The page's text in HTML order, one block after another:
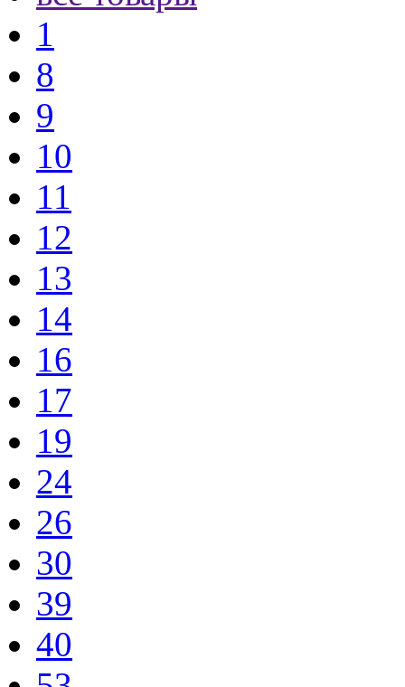
1
8
9
10
11
12
13
14
16
17
19
24
26
30
39
40